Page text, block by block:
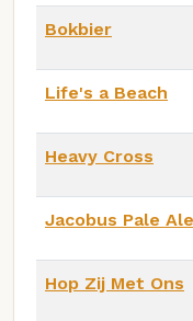
Bokbier
Life's a Beach
Heavy Cross
Jacobus Pale
Hop Zij Met Ons